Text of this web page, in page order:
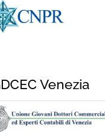
Venezia